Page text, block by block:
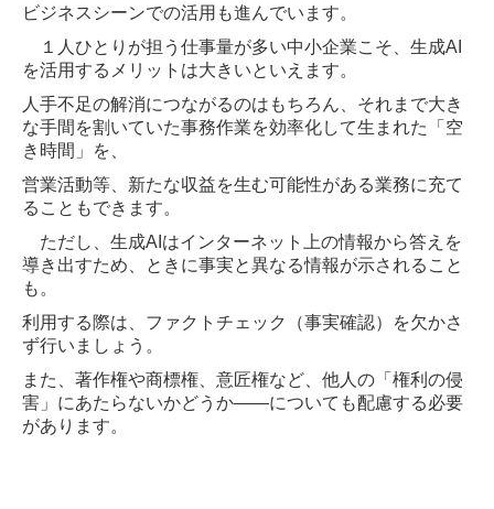
ビジネスシーンでの活用も進んでいます。
１人ひとりが担う仕事量が多い中小企業こそ、生成AI
を活用するメリットは大きいといえます。
人手不足の解消につながるのはもちろん、それまで大き
な手間を割いていた事務作業を効率化して生まれた「空
き時間」を、
営業活動等、新たな収益を生む可能性がある業務に充て
ることもできます。
ただし、生成AIはインターネット上の情報から答えを
導き出すため、ときに事実と異なる情報が示されること
も。
利用する際は、ファクトチェック（事実確認）を欠かさ
ず行いましょう。
また、著作権や商標権、意匠権など、他人の「権利の侵
害」にあたらないかどうか――についても配慮する必要
があります。